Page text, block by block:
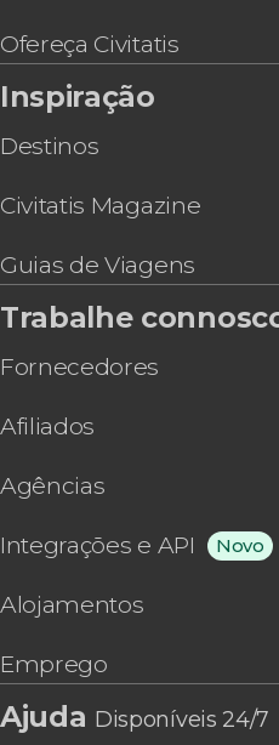
Ofereça Civitatis
Inspiração
Destinos
Civitatis Magazine
Guias de Viagens
Trabalhe
Fornecedores
Afiliados
Agências
Integrações e API Novo
Alojamentos
Emprego
Ajuda Disponíveis 24/7